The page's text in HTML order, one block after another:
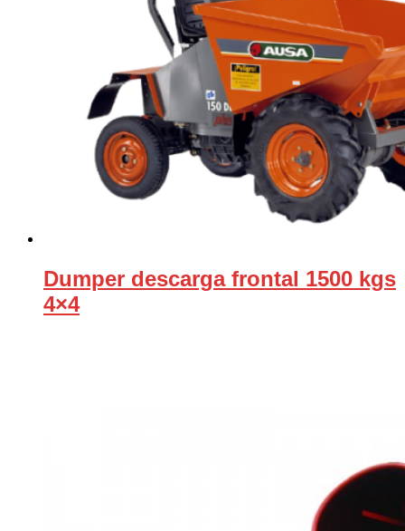
Dumper descarga frontal 1500 kgs
4×4